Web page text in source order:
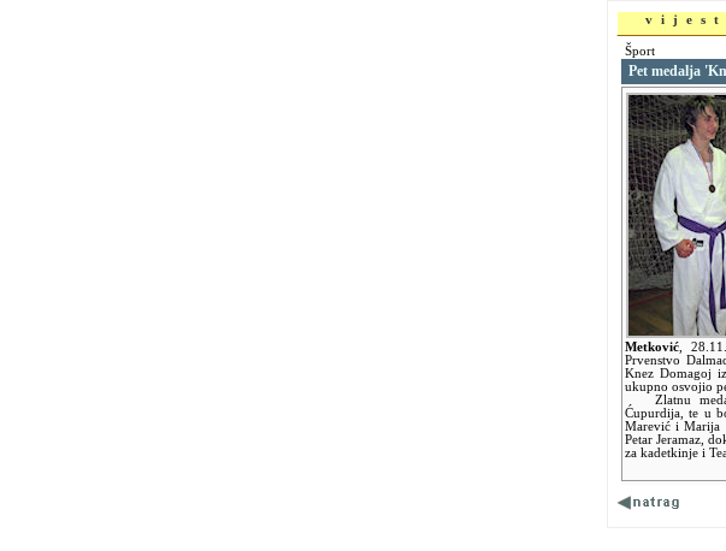
Šport
Pet medalja
Metković
Prvenstvo
Knez Domagoj
ukupno osvojio
Zlatnu
Ćupurdija, te u
Marević i Marija
Petar Jeramaz,
za kadetkinje i